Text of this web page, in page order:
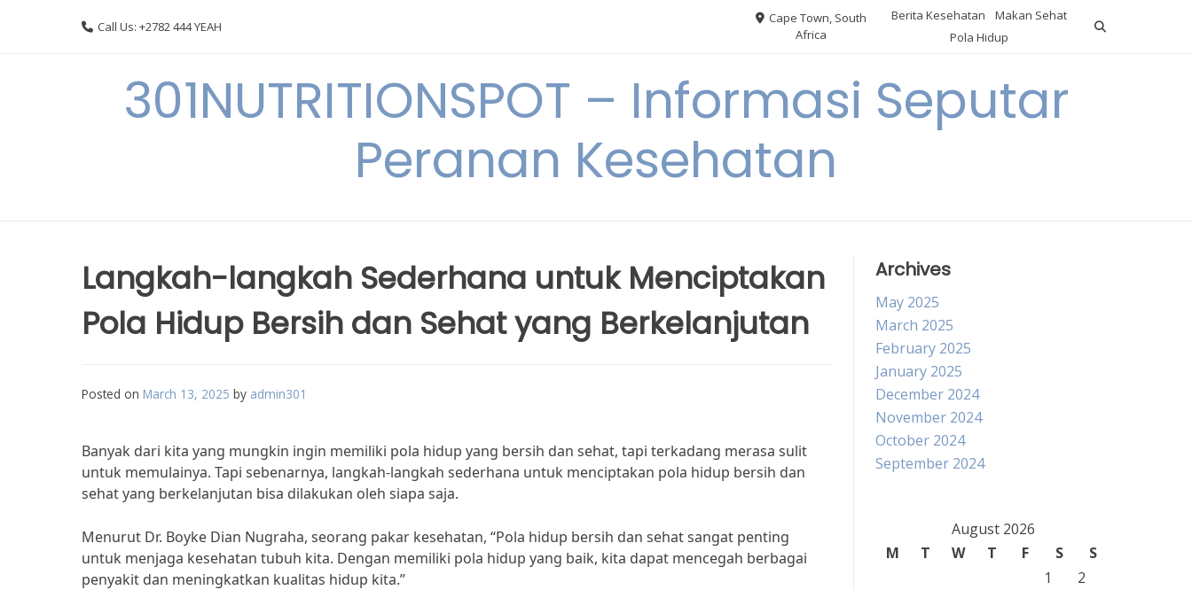
Call Us: +2782 444 YEAH
Cape Town, South
Africa
Berita Kesehatan
Makan Sehat
Pola Hidup
301NUTRITIONSPOT – Informasi Seputar
Peranan Kesehatan
Langkah-langkah Sederhana untuk Menciptakan
Pola Hidup Bersih dan Sehat yang Berkelanjutan
Posted on March 13, 2025 by admin301
Banyak dari kita yang mungkin ingin memiliki pola hidup yang bersih dan sehat, tapi terkadang merasa sulit
untuk memulainya. Tapi sebenarnya, langkah-langkah sederhana untuk menciptakan pola hidup bersih dan
sehat yang berkelanjutan bisa dilakukan oleh siapa saja.
Menurut Dr. Boyke Dian Nugraha, seorang pakar kesehatan, “Pola hidup bersih dan sehat sangat penting
untuk menjaga kesehatan tubuh kita. Dengan memiliki pola hidup yang baik, kita dapat mencegah berbagai
penyakit dan meningkatkan kualitas hidup kita.”
Archives
May 2025
March 2025
February 2025
January 2025
December 2024
November 2024
October 2024
September 2024
August 2026
M
T W T F S
S
1
2